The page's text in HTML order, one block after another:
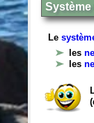
Le
les
les